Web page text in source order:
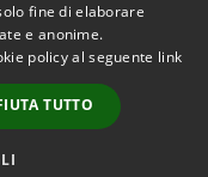
© 2026 • Comune di
Griante • Powered by
•
Accesso
redazione
fine di elaborare
e anonime.
policy al seguente link
TUTTO